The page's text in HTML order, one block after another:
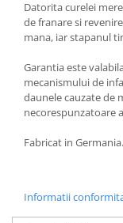
Datorita curelei
de franare si
mana, iar stapanul
Garantia este
mecanismului de
daunele cauzate de
necorespunzatoare
Fabricat in Germania.
Informatii